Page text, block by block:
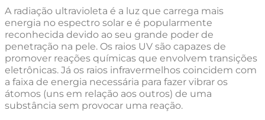
A radiação ultravioleta é a luz que carrega mais
energia no espectro solar e é popularmente
reconhecida devido ao seu grande poder de
penetração na pele. Os raios UV são capazes de
promover reações químicas que envolvem transições
eletrônicas. Já os raios infravermelhos coincidem com
a faixa de energia necessária para fazer vibrar os
átomos (uns em relação aos outros) de uma
substância sem provocar uma reação.